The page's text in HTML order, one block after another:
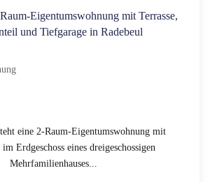
Eigentumswohnung mit Terrasse,
und Tiefgarage in Radebeul
eine 2-Raum-Eigentumswohnung mit
Erdgeschoss eines dreigeschossigen
Mehrfamilienhauses...